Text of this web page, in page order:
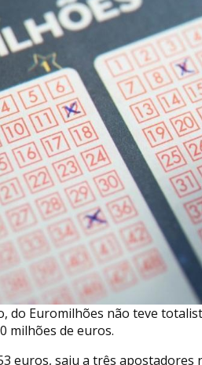
do Euromilhões não teve
milhões de euros.
euros, saiu a três